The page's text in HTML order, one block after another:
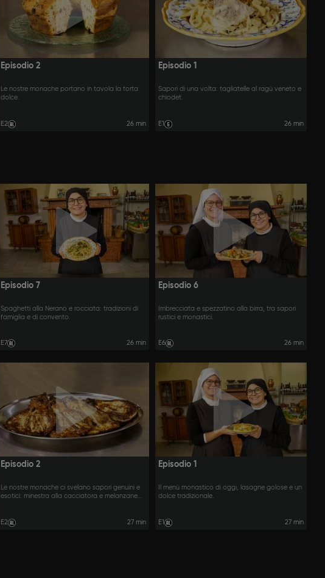
Episodio 2
Le nostre monache portano in tavola la torta
dolce.
E2 26 min
Episodio 1
Sapori di una volta: tagliatelle al ragù veneto e
chiodet.
E1 26 min
Episodio 7
Spaghetti alla Nerano e rocciata: tradizioni di
famiglia e di convento.
E7 26 min
Episodio 6
Imbrecciata e spezzatino alla birra, tra sapori
rustici e monastici.
E6 26 min
Episodio 2
Le nostre monache ci svelano sapori genuini e
esotici: minestra alla cacciatora e melanzane
E2 27 min
Episodio 1
Il menù monastico di oggi, lasagne golose e un
dolce tradizionale.
E1 27 min